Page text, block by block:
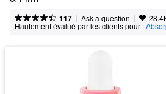
117 | Ask a question |
Hautement évalué par les clients pour :